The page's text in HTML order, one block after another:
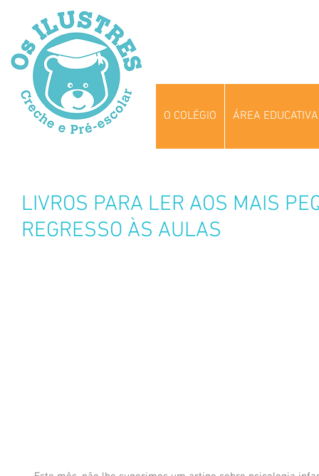
O COLÉGIO ÁREA EDUCATIVA
LIVROS PARA LER AOS MAIS
REGRESSO ÀS AULAS